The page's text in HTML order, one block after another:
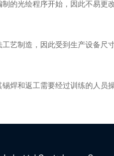
的光绘程序开始，因此不易更
制造，因此受到生产设备尺
焊和返工需要经过训练的人员操